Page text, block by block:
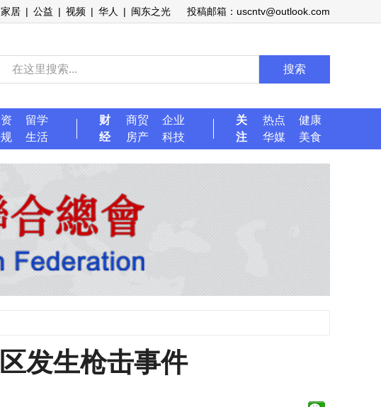
家居 | 公益 | 视频 | 华人 | 闽东之光 投稿邮箱：uscntv@outlook.com
搜索
留学
生活
财
经
商贸
企业
房产
科技
关
注
热点
健康
华媒
美食
发生枪击事件